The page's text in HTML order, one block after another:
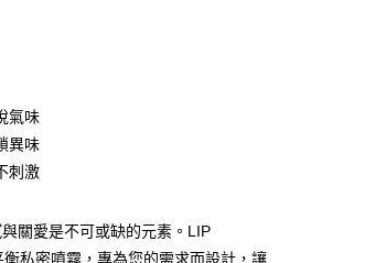
氣味
異味
刺激
關愛是不可或缺的元素。LIP
私密噴霧，專為您的需求而設計，讓